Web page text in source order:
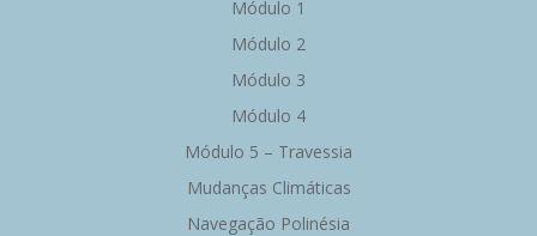
Módulo 1
Módulo 2
Módulo 3
Módulo 4
Módulo 5 – Travessia
Mudanças Climáticas
Navegação Polinésia